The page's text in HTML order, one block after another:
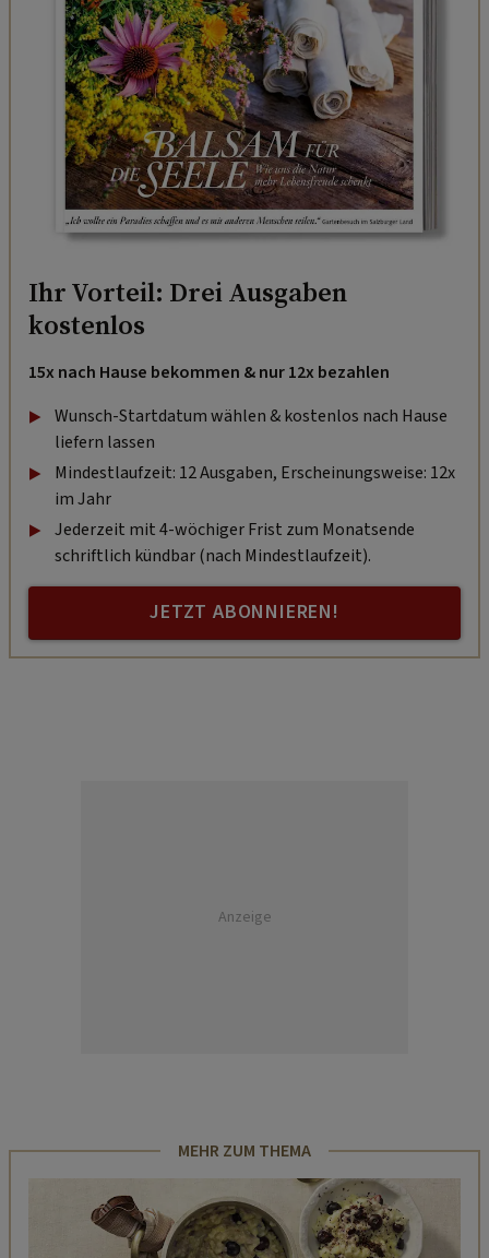
Ihr Vorteil: Drei Ausgaben
kostenlos
15x nach Hause bekommen & nur 12x bezahlen
Wunsch-Startdatum wählen & kostenlos nach Hause
liefern lassen
Mindestlaufzeit: 12 Ausgaben, Erscheinungsweise: 12x
im Jahr
Jederzeit mit 4-wöchiger Frist zum Monatsende
schriftlich kündbar (nach Mindestlaufzeit).
JETZT ABONNIEREN!
Anzeige
MEHR ZUM THEMA